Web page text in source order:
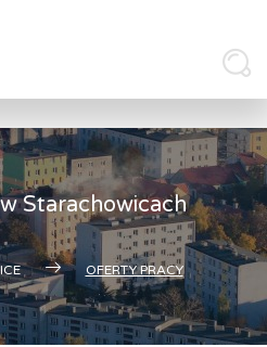
Starachowicach
OFERTY PRACY